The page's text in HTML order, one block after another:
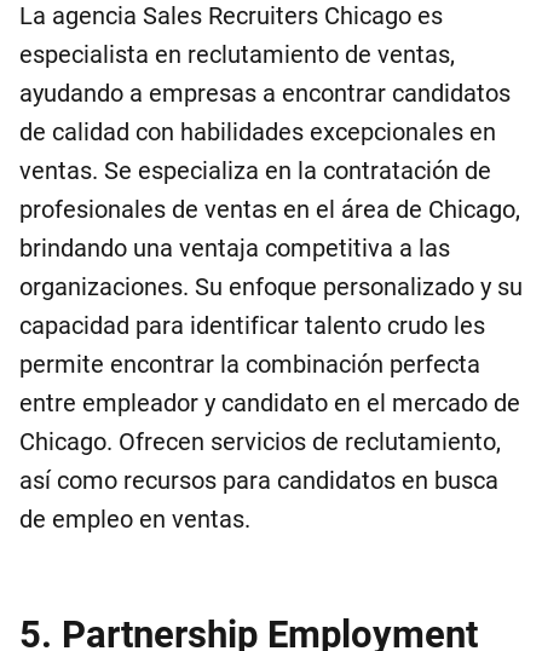
La agencia Sales Recruiters Chicago es
especialista en reclutamiento de ventas,
ayudando a empresas a encontrar candidatos
de calidad con habilidades excepcionales en
ventas. Se especializa en la contratación de
profesionales de ventas en el área de Chicago,
brindando una ventaja competitiva a las
organizaciones. Su enfoque personalizado y su
capacidad para identificar talento crudo les
permite encontrar la combinación perfecta
entre empleador y candidato en el mercado de
Chicago. Ofrecen servicios de reclutamiento,
así como recursos para candidatos en busca
de empleo en ventas.
5. Partnership Employment